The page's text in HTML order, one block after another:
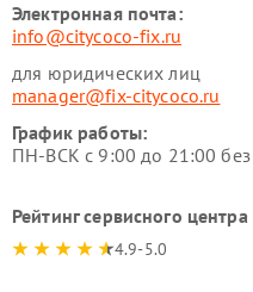
Электронная почта:
info@citycoco-fix.ru
для юридических лиц
manager@fix-citycoco.ru
График работы:
ПН-ВСК с 9:00 до 21:00
Рейтинг сервисного центра
4.9-5.0